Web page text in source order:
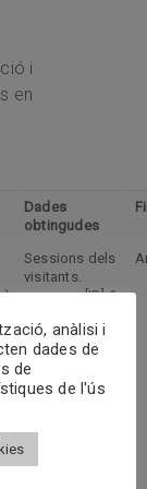
i
en
Dades
obtingudes
Sessions dels
visitants.
_ga, _ga_[ID] &
S’utilitzen per
a diferenciar
els usuaris.
[ID]: S’utilitza
anàlisi i
dades de
de
de l'ús